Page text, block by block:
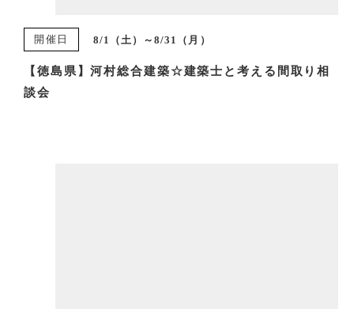
開催日 8/1（土）～8/31（月）
【徳島県】河村総合建築☆建築士と考える間取り相
談会